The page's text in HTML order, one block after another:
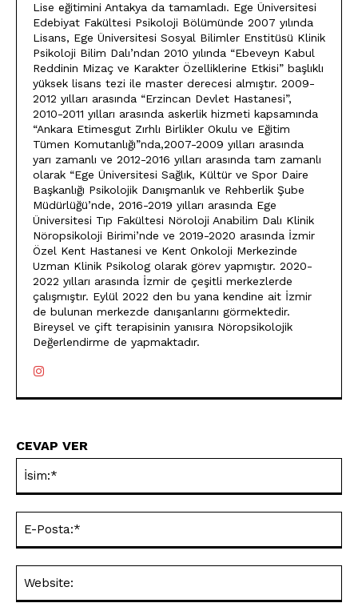
Lise eğitimini Antakya da tamamladı. Ege Üniversitesi
Edebiyat Fakültesi Psikoloji Bölümünde 2007 yılında
Lisans, Ege Üniversitesi Sosyal Bilimler Enstitüsü Klinik
Psikoloji Bilim Dalı’ndan 2010 yılında “Ebeveyn Kabul
Reddinin Mizaç ve Karakter Özelliklerine Etkisi” başlıklı
yüksek lisans tezi ile master derecesi almıştır. 2009-
2012 yılları arasında “Erzincan Devlet Hastanesi”,
2010-2011 yılları arasında askerlik hizmeti kapsamında
“Ankara Etimesgut Zırhlı Birlikler Okulu ve Eğitim
Tümen Komutanlığı”nda,2007-2009 yılları arasında
yarı zamanlı ve 2012-2016 yılları arasında tam zamanlı
olarak “Ege Üniversitesi Sağlık, Kültür ve Spor Daire
Başkanlığı Psikolojik Danışmanlık ve Rehberlik Şube
Müdürlüğü’nde, 2016-2019 yılları arasında Ege
Üniversitesi Tıp Fakültesi Nöroloji Anabilim Dalı Klinik
Nöropsikoloji Birimi’nde ve 2019-2020 arasında İzmir
Özel Kent Hastanesi ve Kent Onkoloji Merkezinde
Uzman Klinik Psikolog olarak görev yapmıştır. 2020-
2022 yılları arasında İzmir de çeşitli merkezlerde
çalışmıştır. Eylül 2022 den bu yana kendine ait İzmir
de bulunan merkezde danışanlarını görmektedir.
Bireysel ve çift terapisinin yanısıra Nöropsikolojik
Değerlendirme de yapmaktadır.
CEVAP VER